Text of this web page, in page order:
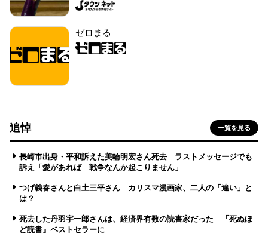
ゼロまる
追悼 一覧を見る
長崎市出身・平和訴えた美輪明宏さん死去 ラストメッセージでも
訴え「愛があれば 戦争なんか起こりません」
つげ義春さんと白土三平さん カリスマ漫画家、二人の「違い」と
は？
死去した丹羽宇一郎さんは、経済界有数の読書家だった 『死ぬほ
ど読書』ベストセラーに